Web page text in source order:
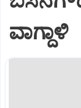
ವಾಗ್ದಾಳಿ